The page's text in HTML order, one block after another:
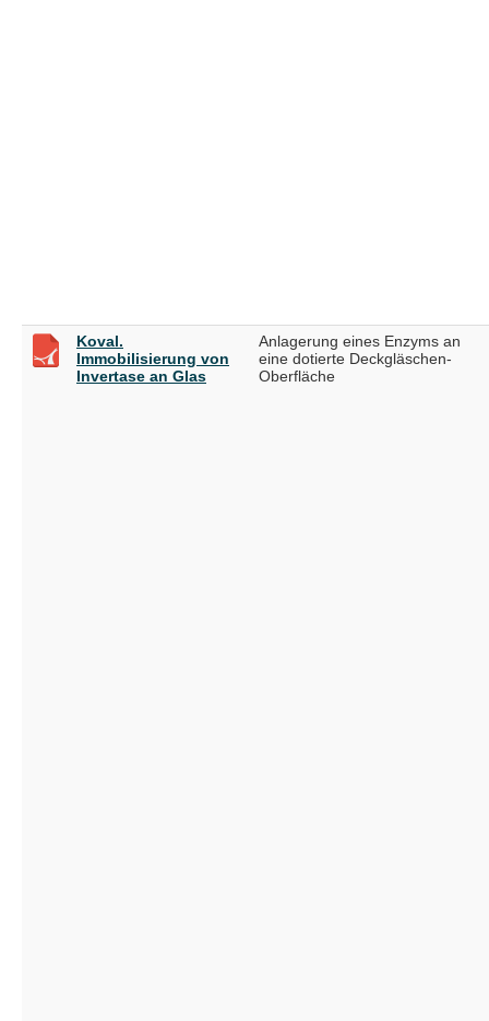
Koval.
Immobilisierung von
Invertase an Glas
Anlagerung eines Enzyms an
eine dotierte Deckgläschen-
Oberfläche